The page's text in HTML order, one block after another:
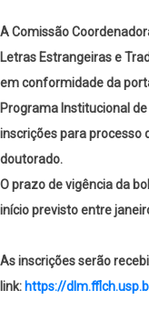
A Comissão
Letras Estrangeiras e
emconformidadeda
Programa Institucional
inscrições para processo
doutorado.
O prazo de vigência da
início previsto entre
As inscrições serão
link: https://dlm.fflch.usp.